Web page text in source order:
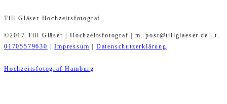
Till Gläser Hochzeitsfotograf
©2017 Till Gläser | Hochzeitsfotograf | m. post@tillglaeser.de | t.
01705579630
|Impressum Datenschutzerklärung
Hochzeitsfotograf Hamburg